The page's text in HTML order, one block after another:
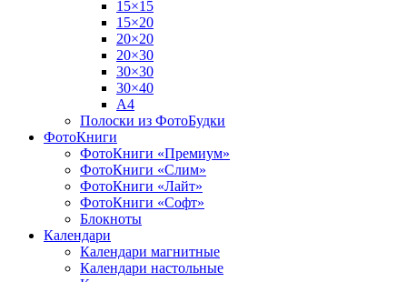
15×15
15×20
20×20
20×30
30×30
30×40
A4
Полоски из ФотоБудки
ФотоКниги
ФотоКниги «Премиум»
ФотоКниги «Слим»
ФотоКниги «Лайт»
ФотоКниги «Софт»
Блокноты
Календари
Календари магнитные
Календари настольные